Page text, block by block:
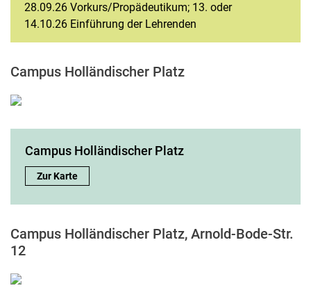
28.09.26 Vorkurs/Propädeutikum; 13. oder
14.10.26 Einführung der Lehrenden
Campus Holländischer Platz
Campus Holländischer Platz
Campus Holländischer Platz:
Zur Karte
Campus Holländischer Platz, Arnold-Bode-Str.
12